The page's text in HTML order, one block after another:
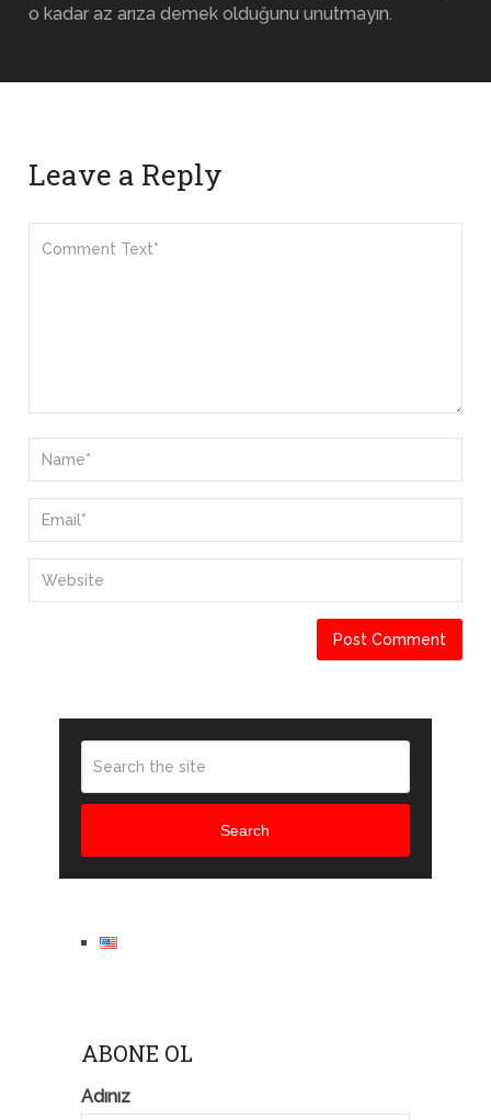
o kadar az arıza demek olduğunu unutmayın.
Leave a Reply
Search
ABONE OL
Adınız